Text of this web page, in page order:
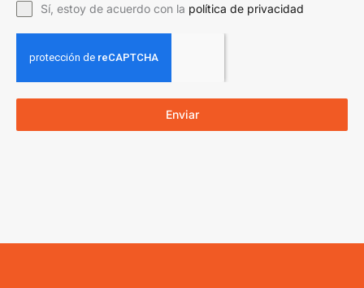
Sí, estoy de acuerdo con la política de privacidad
Enviar